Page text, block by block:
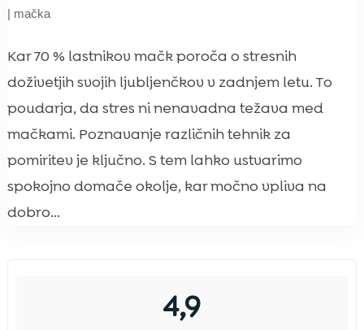
| mačka
Kar 70 % lastnikov mačk poroča o stresnih
doživetjih svojih ljubljenčkov v zadnjem letu. To
poudarja, da stres ni nenavadna težava med
mačkami. Poznavanje različnih tehnik za
pomiritev je ključno. S tem lahko ustvarimo
spokojno domače okolje, kar močno vpliva na
dobro...
4,9